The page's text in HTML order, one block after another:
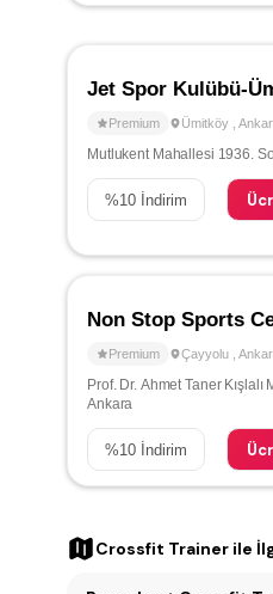
Jet Spor Kulübü-
Premium Ümitköy
Mutlukent Mahallesi 1936.
%10 İndirim
Non Stop Sports
Premium Çayyolu
Prof. Dr. Ahmet Taner
Ankara
%10 İndirim
Crossfit Trainer ile